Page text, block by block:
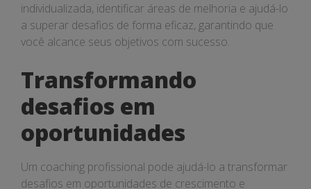
individualizada, identificar áreas de melhoria e ajudá-lo
a superar desafios de forma eficaz, garantindo que
você alcance seus objetivos com sucesso.
Transformando
desafios em
oportunidades
Um coaching profissional pode ajudá-lo a transformar
desafios em oportunidades de crescimento e